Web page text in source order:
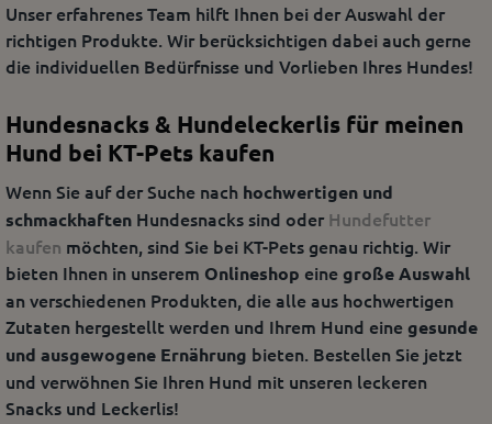
Unser erfahrenes Team hilft Ihnen bei der Auswahl der
richtigen Produkte. Wir berücksichtigen dabei auch gerne
die individuellen Bedürfnisse und Vorlieben Ihres Hundes!
Hundesnacks & Hundeleckerlis für meinen
Hund bei KT-Pets kaufen
Wenn Sie auf der Suche nach hochwertigen und
schmackhaften Hundesnacks sind oderHundefutter
kaufen möchten, sind Sie bei KT-Pets genau richtig. Wir
bieten Ihnen in unserem Onlineshop einegroße Auswahl
an verschiedenen Produkten, die alle aus hochwertigen
Zutaten hergestellt werden und Ihrem Hund einegesunde
und ausgewogene Ernährung bieten. Bestellen Sie jetzt
und verwöhnen Sie Ihren Hund mit unseren leckeren
Snacks und Leckerlis!